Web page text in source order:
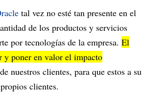
tal vez no esté tan presente en el
de los productos y servicios
por tecnologías de la empresa. El
y poner en valor el impacto
nuestros clientes, para que estos a su
clientes.